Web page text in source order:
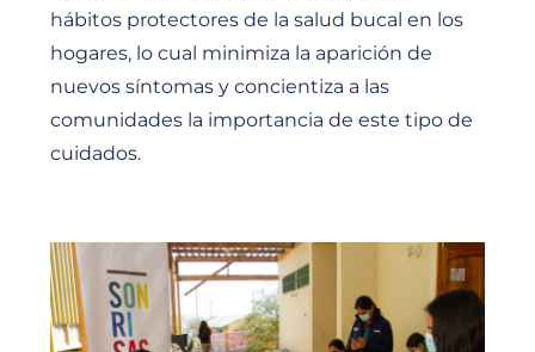
hábitos protectores de la salud bucal en los
hogares, lo cual minimiza la aparición de
nuevos síntomas y concientiza a las
comunidades la importancia de este tipo de
cuidados.